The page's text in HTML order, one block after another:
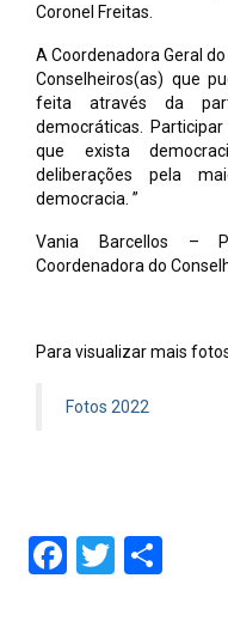
Coronel Freitas.
A Coordenadora Geral
Conselheiros(as) que
feita através da
democráticas.
que exista
deliberações pela
democracia. ”
Vania Barcellos –
Coordenadora do
Para visualizar mais
Fotos 2022
Facebook
Twitter